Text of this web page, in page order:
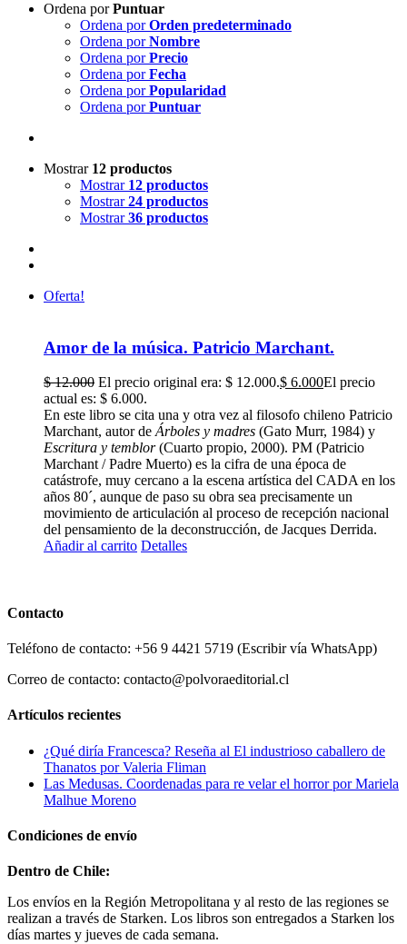
Ordena porPuntuar
Ordena porOrden predeterminado
Ordena porNombre
Ordena porPrecio
Ordena porFecha
Ordena porPopularidad
Ordena porPuntuar
Mostrar 12 productos
Mostrar 12 productos
Mostrar24 productos
Mostrar36 productos
Oferta!
Amor de la música. Patricio Marchant.
$12.000 El precio original era: $ 12.000.$ 6.000El precio
actual es: $ 6.000.
En este libro se cita una y otra vez al filosofo chileno Patricio
Marchant, autor deÁrboles y madres (Gato Murr, 1984) y
Escritura y temblor(Cuarto propio, 2000). PM (Patricio
Marchant / Padre Muerto) es la cifra de una época de
catástrofe, muy cercano a la escena artística del CADA en los
años 80´, aunque de paso su obra sea precisamente un
movimiento de articulación al proceso de recepción nacional
del pensamiento de la deconstrucción, de Jacques Derrida.
Añadir al carrito Detalles
Contacto
Teléfono de contacto: +56 9 4421 5719 (Escribir vía WhatsApp)
Correo de contacto: contacto@polvoraeditorial.cl
Artículos recientes
¿Qué diría Francesca? Reseña al El industrioso caballero de
Thanatos por Valeria Fliman
Las Medusas. Coordenadas para re velar el horror por Mariela
Malhue Moreno
Condiciones de envío
Dentro de Chile:
Los envíos en la Región Metropolitana y al resto de las regiones se
realizan a través de Starken. Los libros son entregados a Starken los
días martes y jueves de cada semana.